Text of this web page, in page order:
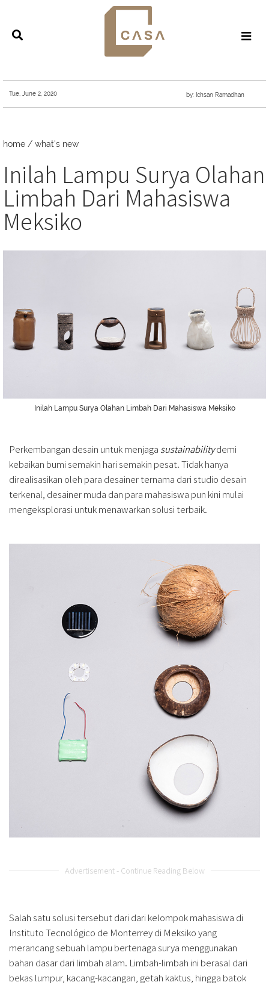
Tue, June 2, 2020 by: Ichsan Ramadhan
home / what's new
Inilah Lampu Surya Olahan
Limbah Dari Mahasiswa
Meksiko
Inilah Lampu Surya Olahan Limbah Dari Mahasiswa Meksiko
Perkembangan desain untuk menjaga sustainabilitydemi
kebaikan bumi semakin hari semakin pesat. Tidak hanya
direalisasikan oleh para desainer ternama dari studio desain
terkenal, desainer muda dan para mahasiswa pun kini mulai
mengeksplorasi untuk menawarkan solusi terbaik.
Advertisement - Continue Reading Below
Salah satu solusi tersebut dari dari kelompok mahasiswa di
Instituto Tecnológico de Monterrey di Meksiko yang
merancang sebuah lampu bertenaga surya menggunakan
bahan dasar dari limbah alam. Limbah-limbah ini berasal dari
bekas lumpur, kacang-kacangan, getah kaktus, hingga batok